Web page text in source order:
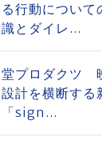
行動につい
とダイレ...
プロダクツ
計を横断する
「sign...